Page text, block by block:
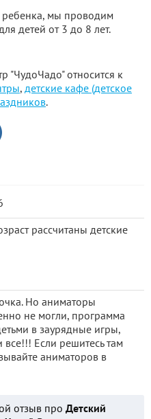
ребенка, мы проводим
детей от 3 до 8 лет.
"ЧудоЧадо" относится к
, детские кафе (детское
.
рассчитаны детские
Но аниматоры
не могли, программа
в заурядные игры,
все!!! Если решитесь там
аниматоров в
отзыв про Детский